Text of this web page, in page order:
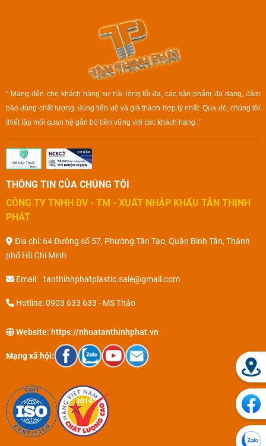
" Mang đến cho khách hàng sự hài lòng tối đa, các sản phẩm đa dạng, đảm
bảo đúng chất lượng, đúng tiến độ và giá thành hợp lý nhất. Qua đó, chúng tôi
thiết lập mối quan hệ gắn bó bền vững với các khách hàng.."
THÔNG TIN CỦA CHÚNG TÔI
CÔNG TY TNHH DV - TM - XUẤT NHẬP KHẨU TÂN THỊNH
PHÁT
Địa chỉ: 64 Đường số 57, Phường Tân Tạo, Quận Bình Tân, Thành
phố Hồ Chí Minh
Email: tanthinhphatplastic.sale@gmail.com
Hotline: 0903 633 633 - MS Thảo
Website: https://nhuatanthinhphat.vn
Mạng xã hội: